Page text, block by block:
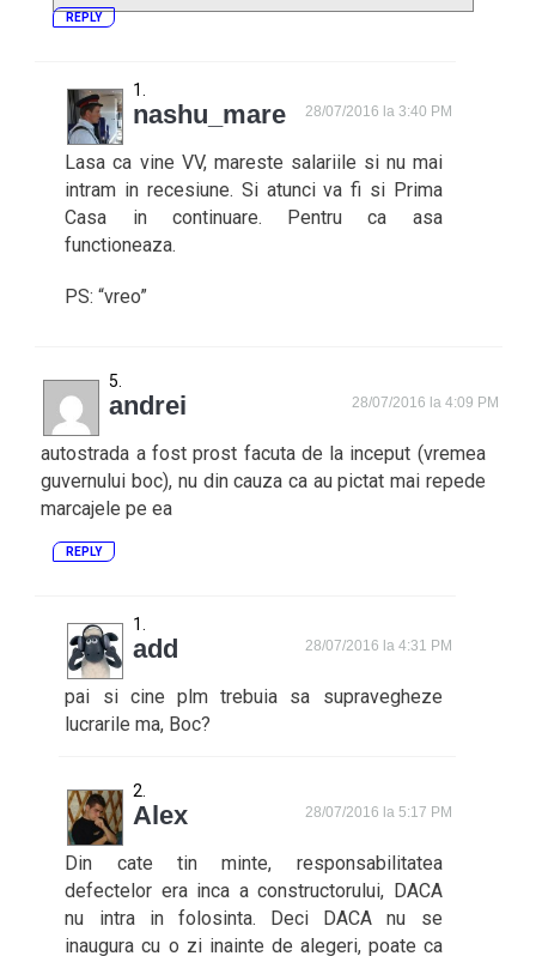
REPLY
nashu_mare 28/07/2016 la 3:40 PM
Lasa ca vine VV, mareste salariile si nu mai
intram in recesiune. Si atunci va fi si Prima
Casa in continuare. Pentru ca asa
functioneaza.
PS: “vreo”
andrei 28/07/2016 la 4:09 PM
autostrada a fost prost facuta de la inceput (vremea
guvernului boc), nu din cauza ca au pictat mai repede
marcajele pe ea
REPLY
add 28/07/2016 la 4:31 PM
pai si cine plm trebuia sa supravegheze
lucrarile ma, Boc?
Alex 28/07/2016 la 5:17 PM
Din cate tin minte, responsabilitatea
defectelor era inca a constructorului, DACA
nu intra in folosinta. Deci DACA nu se
inaugura cu o zi inainte de alegeri, poate ca